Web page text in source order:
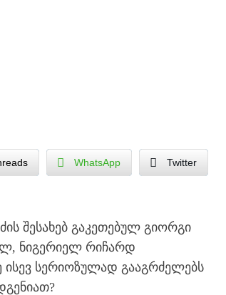
WhatsApp Twitter
შესახებ გაკეთებულ გიორგი
ნიგერიელ რიჩარდ
ისევ სერიოზულად გააგრძელებს